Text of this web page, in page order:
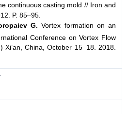
continuous casting mold // Iron and
P. 85–95.
G. Vortex formation on an
Conference on Vortex Flow
Xi’an, China, October 15–18. 2018.